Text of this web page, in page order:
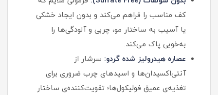
کف مناسب را فراهم می‌کند و بدون ایجاد خشکی
یا آسیب به ساختار مو، چربی و آلودگی‌ها را
به‌خوبی پاک می‌کند.
عصاره هیدرولیز شده گردو: سرشار از
آنتی‌اکسیدان‌ها و اسیدهای چرب ضروری برای
تغذیه‌ی عمیق فولیکول‌ها؛ تقویت‌کننده‌ی ساختار